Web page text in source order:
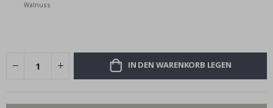
Walnuss
IN DEN WARENKORB LEGEN